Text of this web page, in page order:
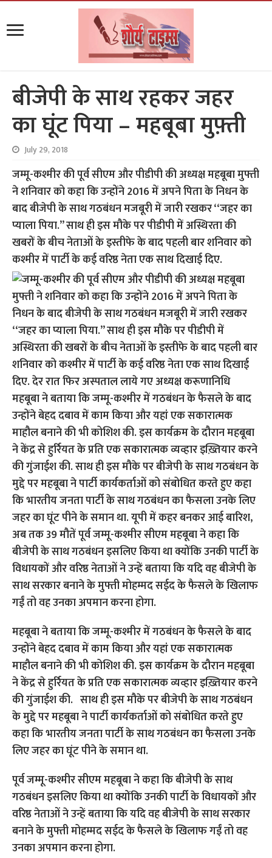
बीजेपी के साथ रहकर जहर
का घूंट पिया – महबूबा मुफ़्ती
July 29, 2018
जम्मू-कश्मीर की पूर्व सीएम और पीडीपी की अध्यक्ष महबूबा मुफ्ती
ने शनिवार को कहा कि उन्होंने 2016 में अपने पिता के निधन के
बाद बीजेपी के साथ गठबंधन मजबूरी में जारी रखकर ‘‘जहर का
प्याला पिया.’’ साथ ही इस मौके पर पीडीपी में अस्थिरता की
खबरों के बीच नेताओं के इस्तीफे के बाद पहली बार शनिवार को
कश्मीर में पार्टी के कई वरिष्ठ नेता एक साथ दिखाई दिए.
महबूबा ने बताया कि जम्मू-कश्मीर में गठबंधन के फैसले के बाद
उन्होंने बेहद दबाव में काम किया और यहां एक सकारात्मक
माहौल बनाने की भी कोशिश की. इस कार्यक्रम के दौरान महबूबा
ने केंद्र से हुर्रियत के प्रति एक सकारात्मक व्यव्हार इख़्तियार करने
की गुंजाईश की. साथ ही इस मौके पर बीजेपी के साथ गठबंधन
के मुद्दे पर महबूबा ने पार्टी कार्यकर्ताओं को संबोधित करते हुए
कहा कि भारतीय जनता पार्टी के साथ गठबंधन का फैसला उनके
लिए जहर का घूंट पीने के समान था.
पूर्व जम्मू-कश्मीर सीएम महबूबा ने कहा कि बीजेपी के साथ
गठबंधन इसलिए किया था क्योंकि उनकी पार्टी के विधायकों और
वरिष्ठ नेताओं ने उन्हें बताया कि यदि वह बीजेपी के साथ सरकार
बनाने के मुफ्ती मोहम्मद सईद के फैसले के खिलाफ गईं तो वह
उनका अपमान करना होगा.